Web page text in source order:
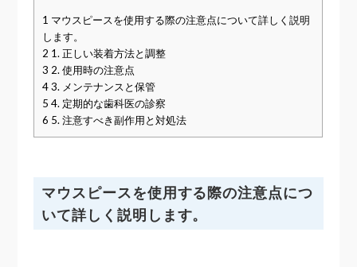
1 マウスピースを使用する際の注意点について詳しく説明
します。
2 1. 正しい装着方法と調整
3 2. 使用時の注意点
43. メンテナンスと保管
5 4. 定期的な歯科医の診察
6 5. 注意すべき副作用と対処法
マウスピースを使用する際の注意点につ
いて詳しく説明します。